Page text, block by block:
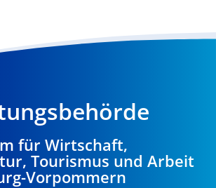
für Wirtschaft,
Tourismus und Arbeit
Vorpommern